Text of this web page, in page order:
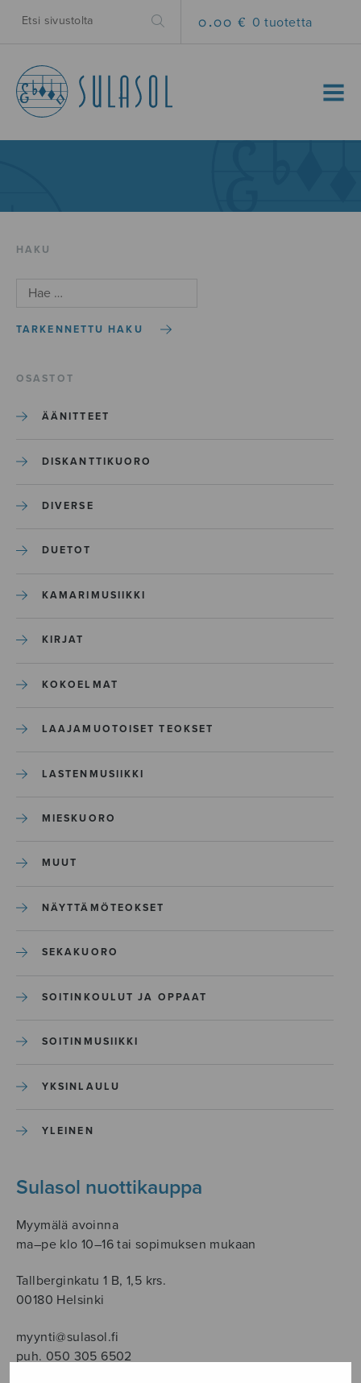
0.00 € 0 tuotetta
MENU
HAKU
TARKENNETTU HAKU
OSASTOT
ÄÄNITTEET
DISKANTTIKUORO
DIVERSE
DUETOT
KAMARIMUSIIKKI
KIRJAT
KOKOELMAT
LAAJAMUOTOISET TEOKSET
LASTENMUSIIKKI
MIESKUORO
MUUT
NÄYTTÄMÖTEOKSET
SEKAKUORO
SOITINKOULUT JA OPPAAT
SOITINMUSIIKKI
YKSINLAULU
YLEINEN
Sulasol nuottikauppa
Myymälä avoinna
ma–pe klo 10–16 tai sopimuksen mukaan
Tallberginkatu 1 B, 1,5 krs.
00180 Helsinki
myynti@sulasol.fi
puh. 050 305 6502